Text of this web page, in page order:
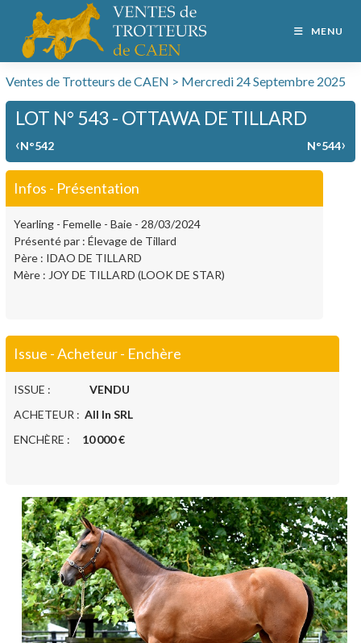
MENU
Ventes de Trotteurs de CAEN > Mercredi 24 Septembre 2025
LOT N° 543 - OTTAWA DE TILLARD
‹N°542 N°544›
Infos - Présentation
Yearling - Femelle - Baie - 28/03/2024
Présenté par : Élevage de Tillard
Père : IDAO DE TILLARD
Mère : JOY DE TILLARD (LOOK DE STAR)
Issue - Acheteur - Enchère
ISSUE : VENDU
ACHETEUR : All In SRL
ENCHÈRE : 10 000 €